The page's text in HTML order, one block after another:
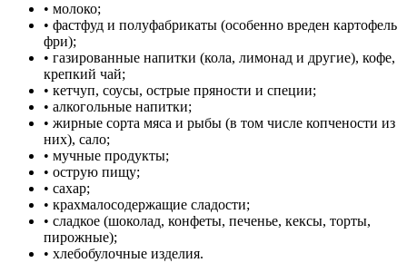
• молоко;
• фастфуд и полуфабрикаты (особенно вреден картофель
фри);
• газированные напитки (кола, лимонад и другие), кофе,
крепкий чай;
• кетчуп, соусы, острые пряности и специи;
• алкогольные напитки;
• жирные сорта мяса и рыбы (в том числе копчености из
них), сало;
• мучные продукты;
• острую пищу;
• сахар;
• крахмалосодержащие сладости;
• сладкое (шоколад, конфеты, печенье, кексы, торты,
пирожные);
• хлебобулочные изделия.